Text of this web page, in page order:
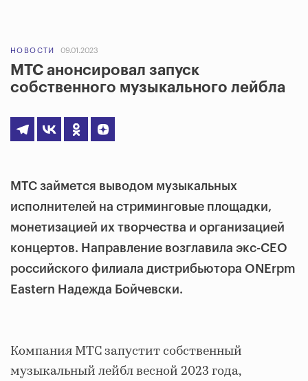
НОВОСТИ 09.01.2023
МТС анонсировал запуск
собственного музыкального лейбла
МТС займется выводом музыкальных
исполнителей на стриминговые площадки,
монетизацией их творчества и организацией
концертов. Направление возглавила экс-CEO
российского филиала дистрибьютора ONErpm
Eastern Надежда Бойчевски.
Компания МТС запустит собственный
музыкальный лейбл весной 2023 года,